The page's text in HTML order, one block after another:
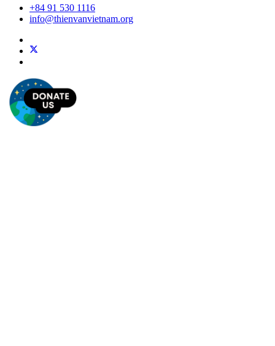
+84 91 530 1116
info@thienvanvietnam.org